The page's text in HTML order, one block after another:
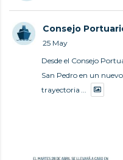
Consejo
25 May
Desde el Consejo
San Pedro en un
trayectoria